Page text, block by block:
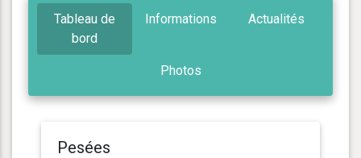
Tableau de
bord
Informations Actualités
Photos
Pesées